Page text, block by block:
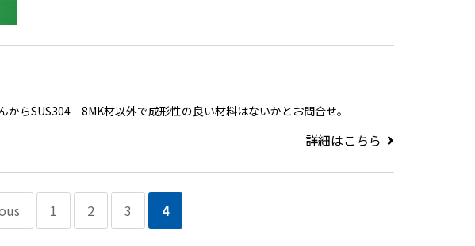
らSUS304 8MK材以外で成形性の良い材料はないかとお問合せ。
詳細はこちら
1 2 3 4